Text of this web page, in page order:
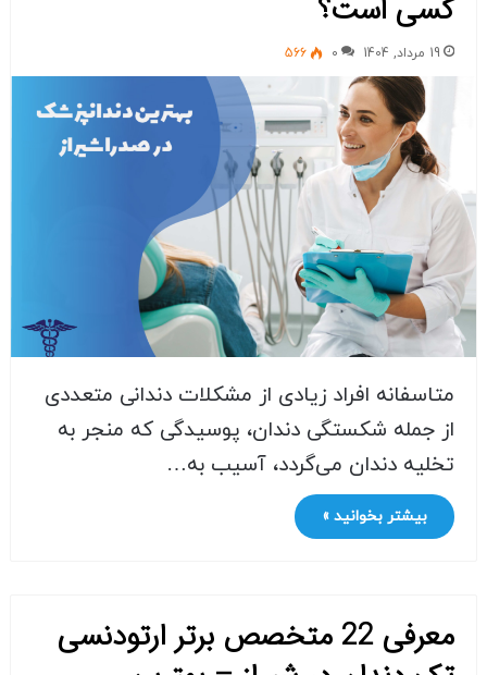
کسی است؟
19 مرداد, 1404 0
566
متاسفانه افراد زیادی از مشكلات دندانی متعددی
از جمله شكستگی دندان، پوسيدگی كه منجر به
تخليه دندان می‌گردد، آسیب به…
بیشتر بخوانید »
معرفی 22 متخصص برتر ارتودنسی